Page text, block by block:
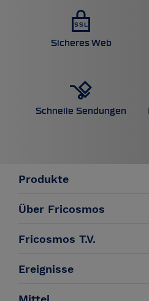
Sicheres Web
Schnelle Sendungen
Produkte
Über Fricosmos
Fricosmos T.V.
Ereignisse